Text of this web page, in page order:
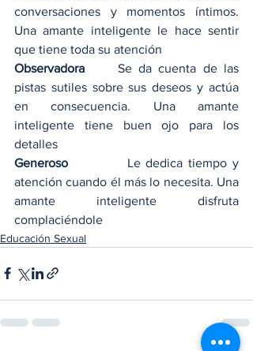
conversaciones y momentos íntimos.
Una amante inteligente le hace sentir
que tiene toda su atención
Observadora
Se da cuenta de las
pistas sutiles sobre sus deseos y actúa
en consecuencia. Una amante
inteligente tiene buen ojo para los
detalles
Generoso
Le dedica tiempo y
atención cuando él más lo necesita. Una
amante inteligente disfruta
complaciéndole
Educación Sexual